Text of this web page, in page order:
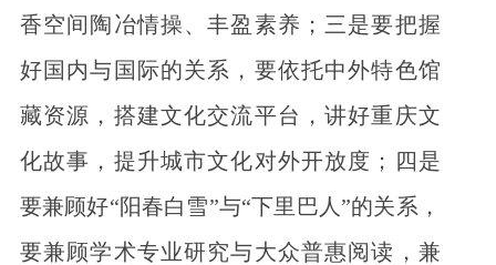
香空间陶冶情操、丰盈素养；三是要把握
好国内与国际的关系，要依托中外特色馆
藏资源，搭建文化交流平台，讲好重庆文
化故事，提升城市文化对外开放度；四是
要兼顾好“阳春白雪”与“下里巴人”的关系，
要兼顾学术专业研究与大众普惠阅读，兼